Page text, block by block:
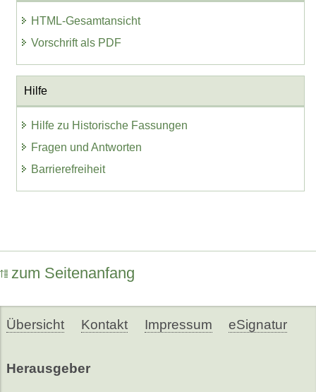
HTML-Gesamtansicht
Vorschrift als PDF
Hilfe
Hilfe zu Historische Fassungen
Fragen und Antworten
Barrierefreiheit
zum Seitenanfang
Übersicht Kontakt Impressum eSignatur
Herausgeber